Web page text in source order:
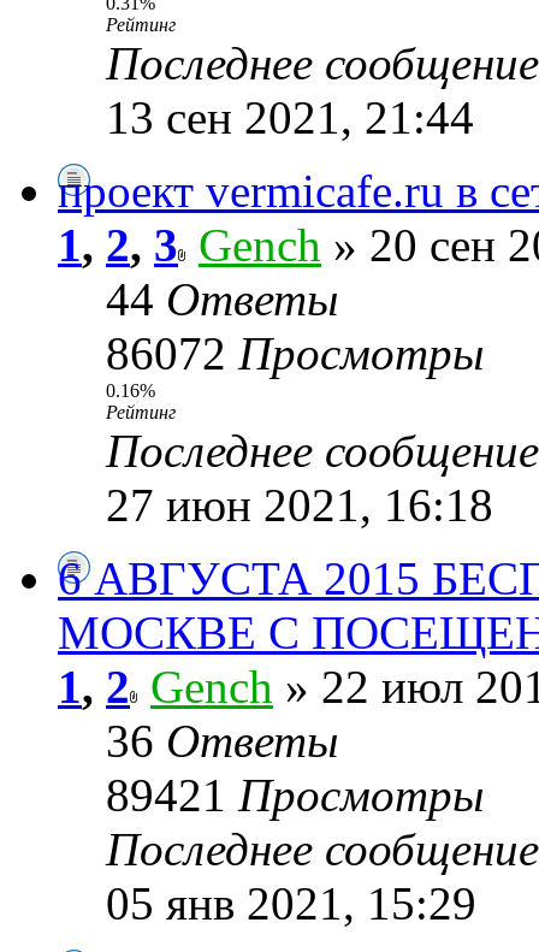
Рейтинг
Последнее
13 сен 2021, 21:44
проект vermicafe.ru в
1, 2, 3 Gench » 20 сен
44 Ответы
86072 Просмотры
0.16%
Рейтинг
Последнее
27 июн 2021, 16:18
6 АВГУСТА 2015
МОСКВЕ С
1, 2 Gench » 22 июл
36 Ответы
89421 Просмотры
Последнее
05 янв 2021, 15:29